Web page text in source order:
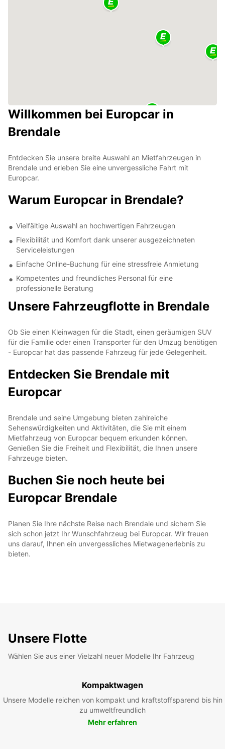
Willkommen bei Europcar in
Brendale
Entdecken Sie unsere breite Auswahl an Mietfahrzeugen in
Brendale und erleben Sie eine unvergessliche Fahrt mit
Europcar.
Warum Europcar in Brendale?
Vielfältige Auswahl an hochwertigen Fahrzeugen
Flexibilität und Komfort dank unserer ausgezeichneten
Serviceleistungen
Einfache Online-Buchung für eine stressfreie Anmietung
Kompetentes und freundliches Personal für eine
professionelle Beratung
Unsere Fahrzeugflotte in Brendale
Ob Sie einen Kleinwagen für die Stadt, einen geräumigen SUV
für die Familie oder einen Transporter für den Umzug benötigen
- Europcar hat das passende Fahrzeug für jede Gelegenheit.
Entdecken Sie Brendale mit
Europcar
Brendale und seine Umgebung bieten zahlreiche
Sehenswürdigkeiten und Aktivitäten, die Sie mit einem
Mietfahrzeug von Europcar bequem erkunden können.
Genießen Sie die Freiheit und Flexibilität, die Ihnen unsere
Fahrzeuge bieten.
Buchen Sie noch heute bei
Europcar Brendale
Planen Sie Ihre nächste Reise nach Brendale und sichern Sie
sich schon jetzt Ihr Wunschfahrzeug bei Europcar. Wir freuen
uns darauf, Ihnen ein unvergessliches Mietwagenerlebnis zu
bieten.
Unsere Flotte
Wählen Sie aus einer Vielzahl neuer Modelle Ihr Fahrzeug
Kompaktwagen
Unsere Modelle reichen von kompakt und kraftstoffsparend bis hin
zu umweltfreundlich
Mehr erfahren